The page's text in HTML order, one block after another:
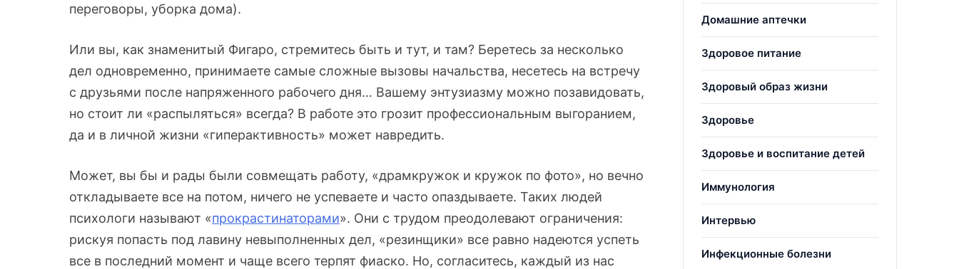
переговоры, уборка дома).
Или вы, как знаменитый Фигаро, стремитесь быть и тут, и там? Беретесь за несколько
дел одновременно, принимаете самые сложные вызовы начальства, несетесь на встречу
с друзьями после напряженного рабочего дня… Вашему энтузиазму можно позавидовать,
но стоит ли «распыляться» всегда? В работе это грозит профессиональным выгоранием,
да и в личной жизни «гиперактивность» может навредить.
Может, вы бы и рады были совмещать работу, «драмкружок и кружок по фото», но вечно
откладываете все на потом, ничего не успеваете и часто опаздываете. Таких людей
психологи называют «прокрастинаторами». Они с трудом преодолевают ограничения:
рискуя попасть под лавину невыполненных дел, «резинщики» все равно надеются успеть
все в последний момент и чаще всего терпят фиаско. Но, согласитесь, каждый из нас
Домашние аптечки
Здоровое питание
Здоровый образ жизни
Здоровье
Здоровье и воспитание детей
Иммунология
Интервью
Инфекционные болезни